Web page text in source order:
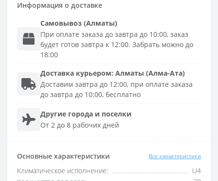
Информация о доставке
Самовывоз (Алматы)
При оплате заказа до завтра до 10:00, заказ
будет готов завтра к 12:00. Забрать можно до
18:00
Доставка курьером: Алматы (Алма-Ата)
Доставим завтра до 12:00, при оплате заказа
до завтра до 10:00, бесплатно
Другие города и поселки
От 2 до 8 рабочих дней
Основные характеристики Все характеристики
Климатическое исполнение:
U4